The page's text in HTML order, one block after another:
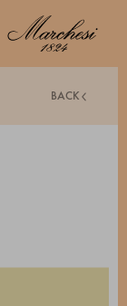
BACK